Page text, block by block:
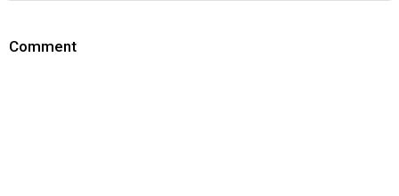
Comment